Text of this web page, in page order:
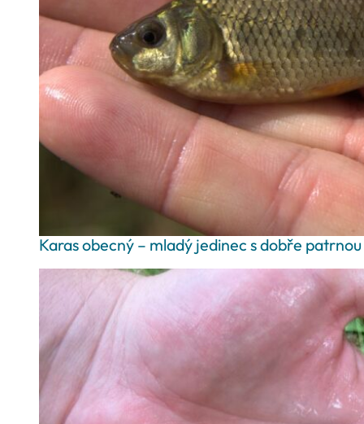
Karas obecný – mladý jedinec s dobře